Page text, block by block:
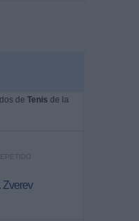
de Tenis de la
Zverev